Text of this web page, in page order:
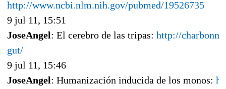
http://www.ncbi.nlm.nih.gov/pubmed/19526735
9 jul 11, 15:51
JoseAngel: El cerebro de las tripas: http://
gut/
9 jul 11, 15:46
JoseAngel: Humanización inducida de los monos: